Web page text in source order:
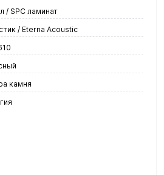
/ SPC ламинат
/ Eterna Acoustic
камня